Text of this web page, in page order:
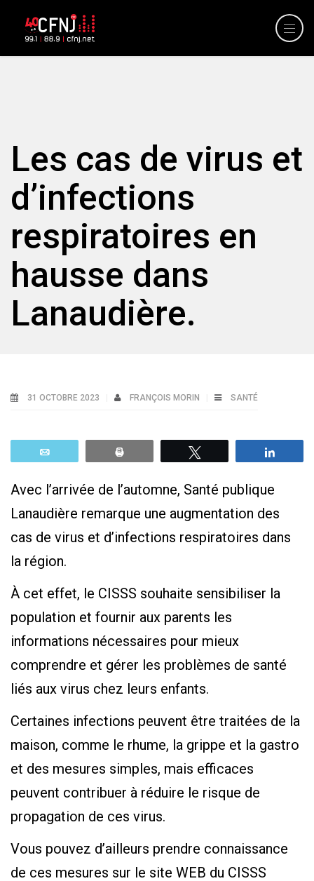
Les cas de virus et
d’infections
respiratoires en
hausse dans
Lanaudière.
31 OCTOBRE 2023 FRANÇOIS MORIN SANTÉ
Avec l’arrivée de l’automne, Santé publique
Lanaudière remarque une augmentation des
cas de virus et d’infections respiratoires dans
la région.
À cet effet, le CISSS souhaite sensibiliser la
population et fournir aux parents les
informations nécessaires pour mieux
comprendre et gérer les problèmes de santé
liés aux virus chez leurs enfants.
Certaines infections peuvent être traitées de la
maison, comme le rhume, la grippe et la gastro
et des mesures simples, mais efficaces
peuvent contribuer à réduire le risque de
propagation de ces virus.
Vous pouvez d’ailleurs prendre connaissance
de ces mesures sur le site WEB du CISSS